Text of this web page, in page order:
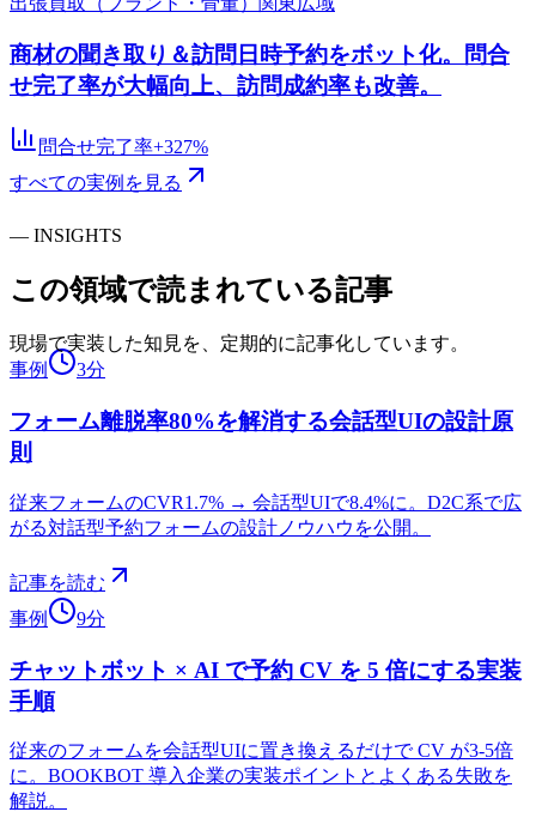
商材の聞き取り＆訪問日時予約をボット化。問合
せ完了率が大幅向上、訪問成約率も改善。
問合せ完了率+327%
すべての実例を見る
— INSIGHTS
この領域で読まれている記事
現場で実装した知見を、定期的に記事化しています。
事例
3分
フォーム離脱率80%を解消する会話型UIの設計原
則
従来フォームのCVR1.7% → 会話型UIで8.4%に。D2C系で広
がる対話型予約フォームの設計ノウハウを公開。
記事を読む
事例
9分
チャットボット × AI で予約 CV を 5 倍にする実装
手順
従来のフォームを会話型UIに置き換えるだけで CV が3-5倍
に。BOOKBOT 導入企業の実装ポイントとよくある失敗を
解説。